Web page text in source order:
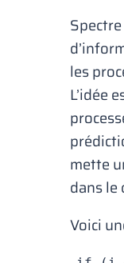
les
L’idée
mette
dans le
Voici